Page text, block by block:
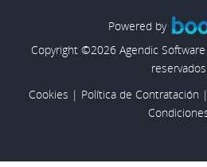
Powered by
Copyright ©2026 Agendic
reservados
Cookies | Política de Contratación |